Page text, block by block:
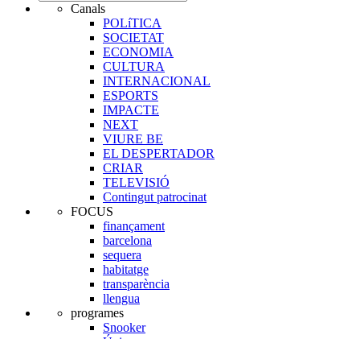
Canals
POLíTICA
SOCIETAT
ECONOMIA
CULTURA
INTERNACIONAL
ESPORTS
IMPACTE
NEXT
VIURE BE
EL DESPERTADOR
CRIAR
TELEVISIÓ
Contingut patrocinat
FOCUS
finançament
barcelona
sequera
habitatge
transparència
llengua
programes
Snooker